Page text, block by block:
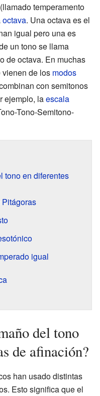
temperamento
octava. Una octava es el
igual pero una es
un tono se llama
de octava. En muchas
de los modos
con semitonos
ejemplo, laescala
Tono-Semitono-
tono en diferentes
igual
del tono
de afinación?
han usado distintas
Esto significa que el